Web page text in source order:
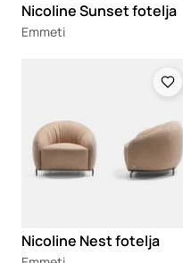
Nicoline Sunset fotelja
Emmeti
Nicoline Nest fotelja